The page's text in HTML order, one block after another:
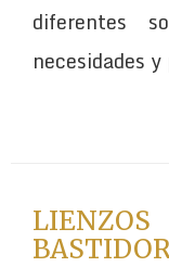
diferentes
necesidades